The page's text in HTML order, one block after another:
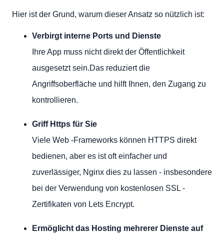
Hier ist der Grund, warum dieser Ansatz so nützlich ist:
Verbirgt interne Ports und Dienste
Ihre App muss nicht direkt der Öffentlichkeit
ausgesetzt sein.Das reduziert die
Angriffsoberfläche und hilft Ihnen, den Zugang zu
kontrollieren.
Griff Https für Sie
Viele Web -Frameworks können HTTPS direkt
bedienen, aber es ist oft einfacher und
zuverlässiger, Nginx dies zu lassen - insbesondere
bei der Verwendung von kostenlosen SSL -
Zertifikaten von Lets Encrypt.
Ermöglicht das Hosting mehrerer Dienste auf